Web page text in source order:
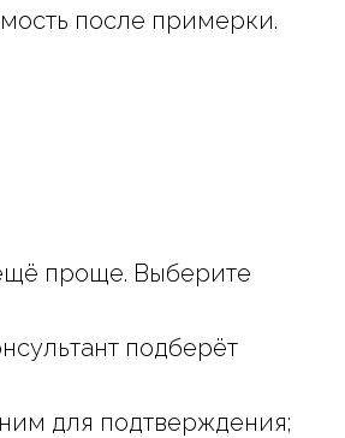
после примерки.
проще. Выберите
подберёт
для подтверждения;